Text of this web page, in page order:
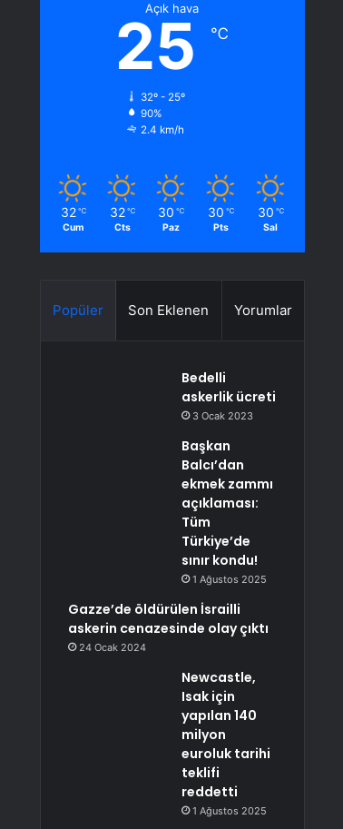
Açık hava
25 ℃
32º - 25º
90%
2.4 km/h
32 ℃
Cum
32 ℃
Cts
30 ℃
Paz
30 ℃
Pts
30 ℃
Sal
Popüler Son Eklenen Yorumlar
Bedelli
askerlik ücreti
3 Ocak 2023
Başkan
Balcı’dan
ekmek zammı
açıklaması:
Tüm
Türkiye’de
sınır kondu!
1 Ağustos 2025
Gazze’de öldürülen İsrailli
askerin cenazesinde olay çıktı
24 Ocak 2024
Newcastle,
Isak için
yapılan 140
milyon
euroluk tarihi
teklifi
reddetti
1 Ağustos 2025